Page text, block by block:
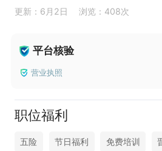
更新：6月2日 浏览：408次
平台核验
营业执照
职位福利
五险 节日福利 免费培训